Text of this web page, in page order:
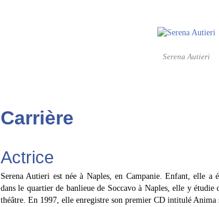
Serena Autieri
Carrière
Actrice
Serena Autieri est née à Naples, en Campanie. Enfant, elle
dans le quartier de banlieue de Soccavo à Naples, elle y étudie
théâtre. En 1997, elle enregistre son premier CD intitulé Anima